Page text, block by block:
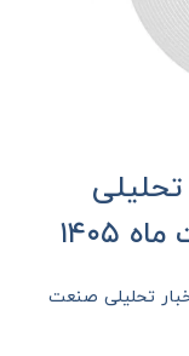
تحلیلی صنعت